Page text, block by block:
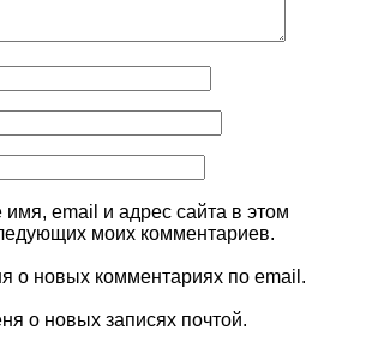
email и адрес сайта в этом
моих комментариев.
о новых комментариях по email.
о новых записях почтой.